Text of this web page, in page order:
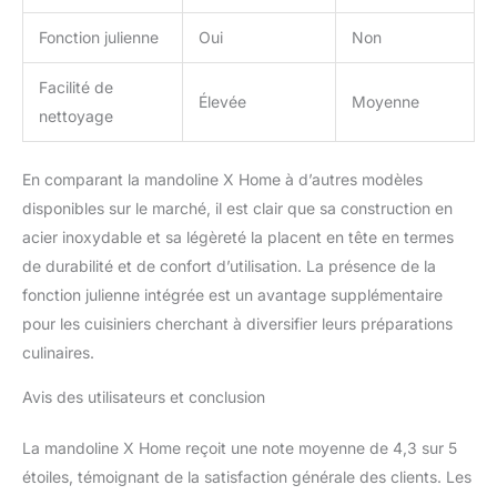
Fonction julienne Oui Non
Facilité de
nettoyage
Élevée Moyenne
En comparant la mandoline X Home à d’autres modèles
disponibles sur le marché, il est clair que sa construction en
acier inoxydable et sa légèreté la placent en tête en termes
de durabilité et de confort d’utilisation. La présence de la
fonction julienne intégrée est un avantage supplémentaire
pour les cuisiniers cherchant à diversifier leurs préparations
culinaires.
Avis des utilisateurs et conclusion
La mandoline X Home reçoit une note moyenne de 4,3 sur 5
étoiles, témoignant de la satisfaction générale des clients. Les